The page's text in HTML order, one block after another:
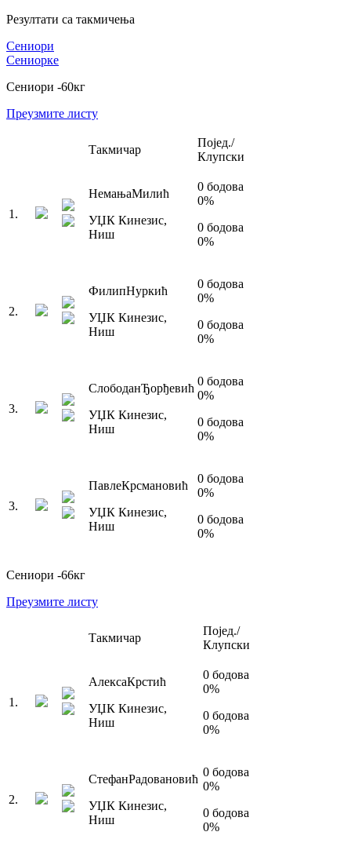
Резултати са такмичења
Сениори
Сениорке
Сениори -60кг
Преузмите листу
Такмичар
Појед./
Клупски
1 .
НемањаМилић
УЏК Кинезис,
Ниш
0 бодова
0%
0 бодова
0%
2.
ФилипНуркић
УЏК Кинезис,
Ниш
0 бодова
0%
0 бодова
0%
3.
СлободанЂорђевић
УЏК Кинезис,
Ниш
0 бодова
0%
0 бодова
0%
3.
ПавлеКрсмановић
УЏК Кинезис,
Ниш
0 бодова
0%
0 бодова
0%
Сениори -66кг
Преузмите листу
Такмичар
Појед./
Клупски
1 .
АлексаКрстић
УЏК Кинезис,
Ниш
0 бодова
0%
0 бодова
0%
2.
СтефанРадовановић
УЏК Кинезис,
Ниш
0 бодова
0%
0 бодова
0%